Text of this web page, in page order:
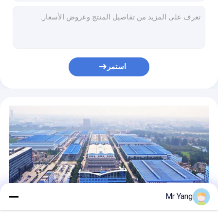
شاحنة قمامة ثقيلة
304 ناقلة من الفولاذ المقاوم للصدأ مقطورات ، دونغفينغ 8cbm شاحنة شحن حليب طازج ناقلة
ذراع مستقيم شاحنة محمولة كرين موبايل ، الثقيلة بوم تصغير رافعة
10T DropsideTruck رافعة تلسكوبية مع الذراع الهيدروليكية مستقيم
استمر
Mr Yang